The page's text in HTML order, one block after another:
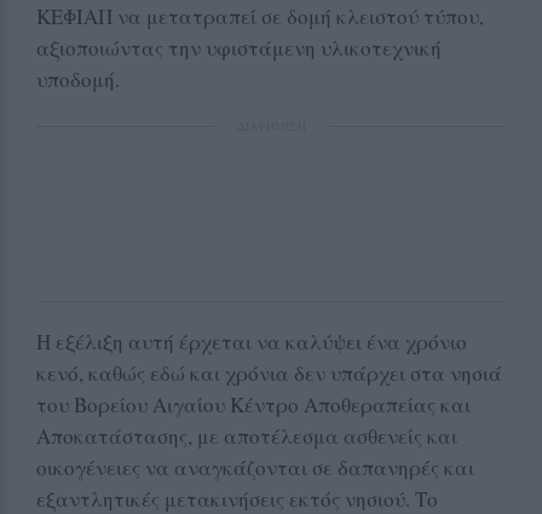
ΚΕΦΙΑΠ να μετατραπεί σε δομή κλειστού τύπου,
αξιοποιώντας την υφιστάμενη υλικοτεχνική
υποδομή.
Η εξέλιξη αυτή έρχεται να καλύψει ένα χρόνιο
κενό, καθώς εδώ και χρόνια δεν υπάρχει στα νησιά
του Βορείου Αιγαίου Κέντρο Αποθεραπείας και
Αποκατάστασης, με αποτέλεσμα ασθενείς και
οικογένειες να αναγκάζονται σε δαπανηρές και
εξαντλητικές μετακινήσεις εκτός νησιού. Το